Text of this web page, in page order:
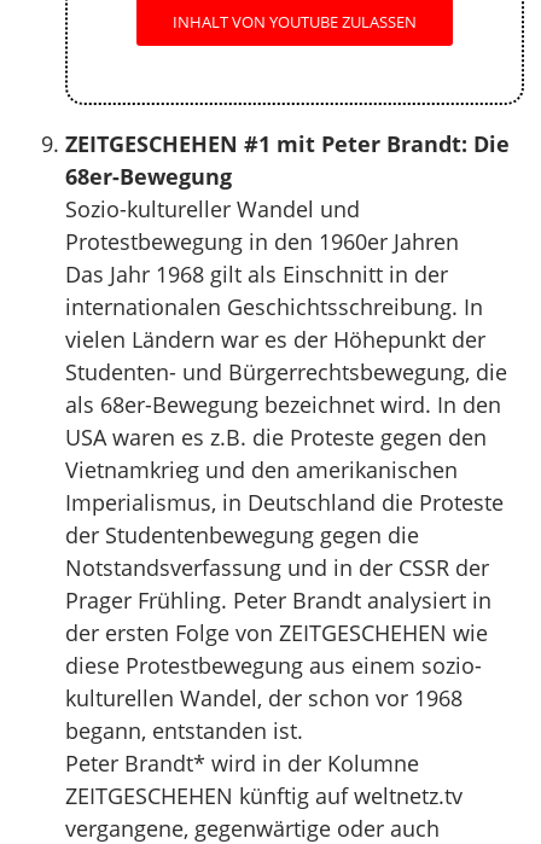
INHALT VON YOUTUBE ZULASSEN
ZEITGESCHEHEN #1 mit Peter Brandt: Die
68er-Bewegung
Sozio-kultureller Wandel und
Protestbewegung in den 1960er Jahren
Das Jahr 1968 gilt als Einschnitt in der
internationalen Geschichtsschreibung. In
vielen Ländern war es der Höhepunkt der
Studenten- und Bürgerrechtsbewegung, die
als 68er-Bewegung bezeichnet wird. In den
USA waren es z.B. die Proteste gegen den
Vietnamkrieg und den amerikanischen
Imperialismus, in Deutschland die Proteste
der Studentenbewegung gegen die
Notstandsverfassung und in der CSSR der
Prager Frühling. Peter Brandt analysiert in
der ersten Folge von ZEITGESCHEHEN wie
diese Protestbewegung aus einem sozio-
kulturellen Wandel, der schon vor 1968
begann, entstanden ist.
Peter Brandt* wird in der Kolumne
ZEITGESCHEHEN künftig auf weltnetz.tv
vergangene, gegenwärtige oder auch